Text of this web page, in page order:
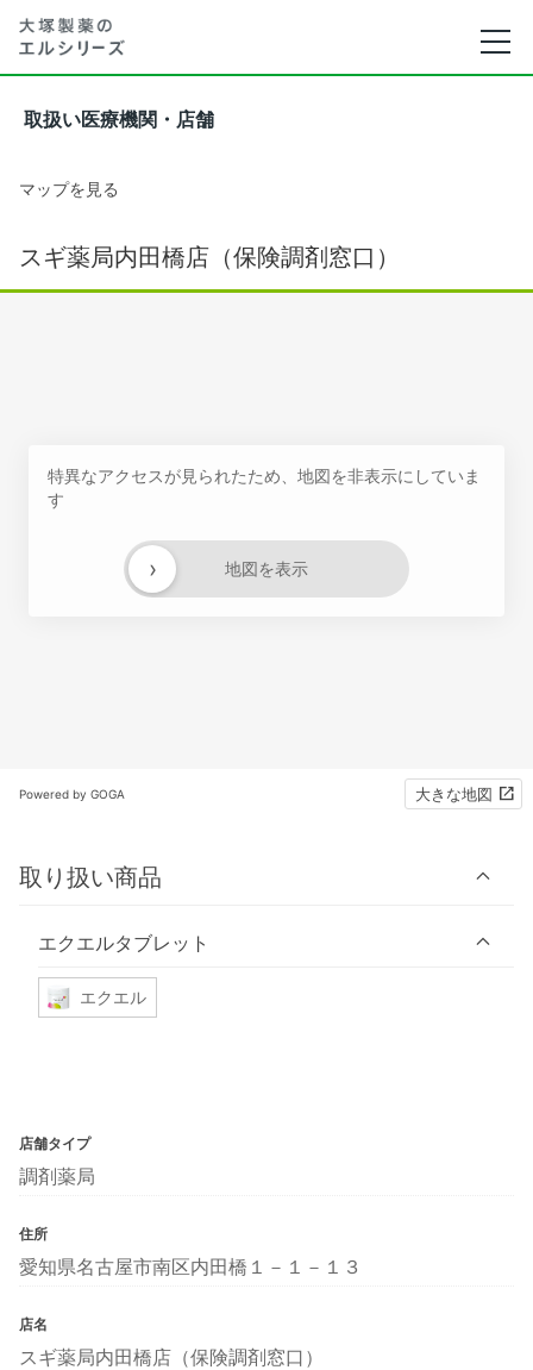
取扱い医療機関・店舗
マップを見る
スギ薬局内田橋店（保険調剤窓口）
特異なアクセスが見られたため、地図を非表示にしていま
す
地図を表示
›
Powered by GOGA 大きな地図
取り扱い商品
エクエルタブレット
エクエル
店舗タイプ
調剤薬局
住所
愛知県名古屋市南区内田橋１－１－１３
店名
スギ薬局内田橋店（保険調剤窓口）